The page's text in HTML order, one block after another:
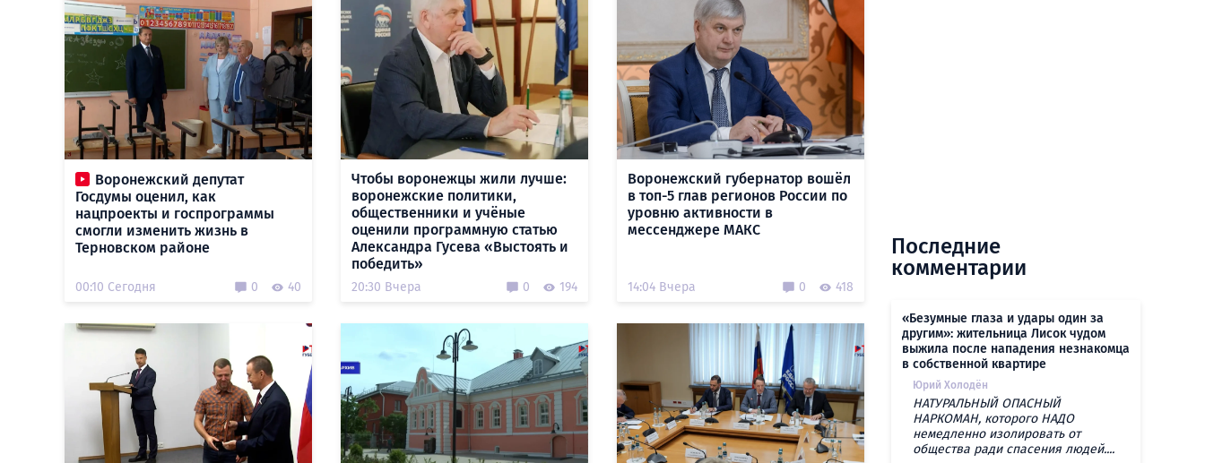
Воронежский депутат
Госдумы оценил, как
нацпроекты и госпрограммы
смогли изменить жизнь в
Терновском районе
00:10 Сегодня 0 40
Чтобы воронежцы жили лучше:
воронежские политики,
общественники и учёные
оценили программную статью
Александра Гусева «Выстоять и
победить»
20:30 Вчера 0 194
Воронежский губернатор вошёл
в топ-5 глав регионов России по
уровню активности в
мессенджере МАКС
14:04 Вчера 0 418
Последние
комментарии
«Безумные глаза и удары один за
другим»: жительница Лисок чудом
выжила после нападения незнакомца
в собственной квартире
Юрий Холодён
НАТУРАЛЬНЫЙ ОПАСНЫЙ
НАРКОМАН, которого НАДО
немедленно изолировать от
общества ради спасения людей....